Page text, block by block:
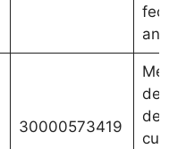
fecha
30000573419
del 2
de